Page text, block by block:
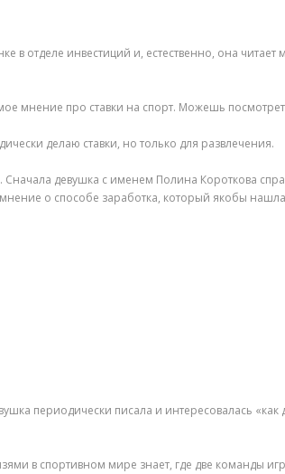
в отделе инвестиций и, естественно, она
мнение про ставки на спорт. Можешь
делаю ставки, но только для развлечения.
Сначала девушка с именем Полина Короткова
о способе заработка, который якобы
периодически писала и интересовалась
в спортивном мире знает, где две команды